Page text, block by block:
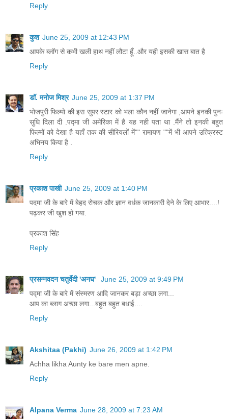
Reply
कुश June 25, 2009 at 12:43 PM
आपके ब्लॉग से कभी खली हाथ नहीं लौटा हूँ..और यही इसकी खास बात है
Reply
डॉ. मनोज मिश्र June 25, 2009 at 1:37 PM
भोजपुरी फिल्मो की इस सुपर स्टार को भला कौन नहीं जानेगा ,आपने इनकी पुनः
सुधि दिला दी .पद्मा जी अमेरिका में है यह नही पता था .मैंने तो इनकी बहुत
फिल्मों को देखा है यहाँ तक की सीरियलों में"" रामायण ""में भी आपने उत्क्रिस्ट
अभिनय किया है .
Reply
प्रकाश पाखी June 25, 2009 at 1:40 PM
पदमा जी के बारे में बेहद रोचक और ज्ञान वर्धक जानकारी देने के लिए आभार....!
पढ़कर जी खुश हो गया.
प्रकाश सिंह
Reply
प्रसन्नवदन चतुर्वेदी 'अनघ'
June 25, 2009 at 9:49 PM
पद्मा जी के बारे में संस्मरण आदि जानकर बड़ा अच्छा लगा...
आप का ब्लाग अच्छा लगा...बहुत बहुत बधाई....
Reply
Akshitaa (Pakhi) June 26, 2009 at 1:42 PM
Achha likha Aunty ke bare men apne.
Reply
Alpana Verma June 28, 2009 at 7:23 AM